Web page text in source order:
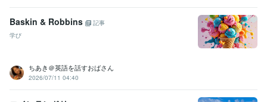
Baskin & Robbins
記事
学び
ちあき＠英語を話すおばさん
2026/07/11 04:40